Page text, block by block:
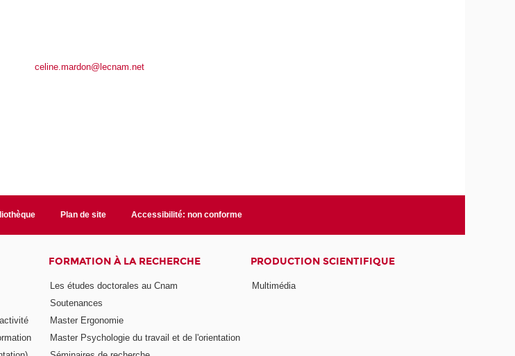
celine.mardon@lecnam.net
Plan de site Accessibilité: non conforme
FORMATION À LA RECHERCHE
Les études doctorales au Cnam
Soutenances
Master Ergonomie
Master Psychologie du travail et de l'orientation
PRODUCTION SCIENTIFIQUE
Multimédia